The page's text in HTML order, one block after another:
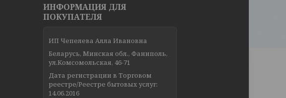
ИНФОРМАЦИЯ ДЛЯ
ПОКУПАТЕЛЯ
ИП Чепелева Алла Ивановна
Беларусь, Минская обл., Фаниполь,
ул.Комсомольская, 46-71
Дата регистрации в Торговом
реестре/Реестре бытовых услуг:
14.06.2016